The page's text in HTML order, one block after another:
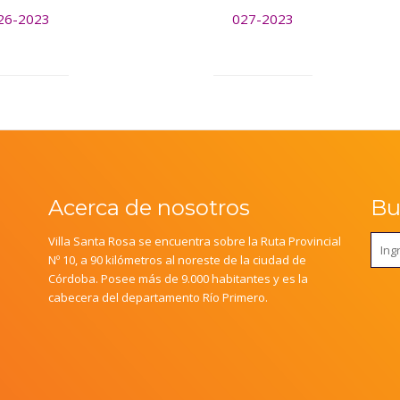
2023 027-2023
Acerca de nosotros
Villa Santa Rosa se encuentra sobre la Ruta Provincial
Nº 10, a 90 kilómetros al noreste de la ciudad de
Córdoba. Posee más de 9.000 habitantes y es la
cabecera del departamento Río Primero.